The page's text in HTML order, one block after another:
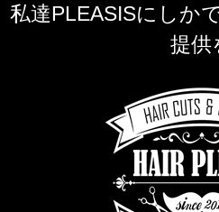
私達PLEASISにしか
提供